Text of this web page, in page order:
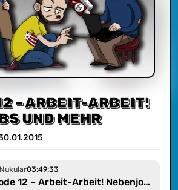
– ARBEIT-ARBEIT!
UND MEHR
.01.2015
03:49:33
12 – Arbeit-Arbeit! Nebenjobs